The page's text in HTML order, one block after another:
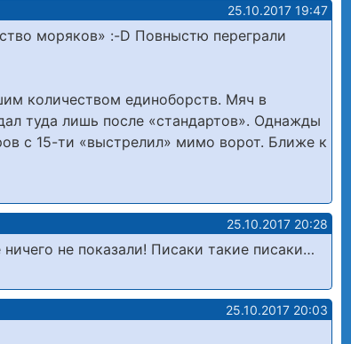
25.10.2017 19:47
моряков» :-D Повныстю переграли
количеством единоборств. Мяч в
туда лишь после «стандартов». Однажды
с 15-ти «выстрелил» мимо ворот. Ближе к
25.10.2017 20:28
не показали! Писаки такие писаки…
25.10.2017 20:03